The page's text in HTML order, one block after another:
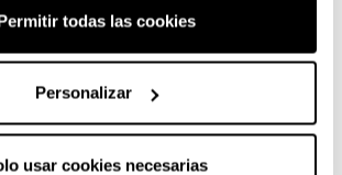
todas las cookies
Personalizar
usar cookies necesarias
longitud de hoja 14 cm:
4,1 cm